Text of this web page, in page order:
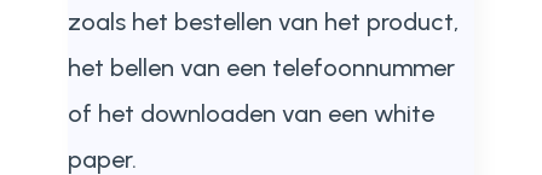
zoals het bestellen van het product,
het bellen van een telefoonnummer
of het downloaden van een white
paper.